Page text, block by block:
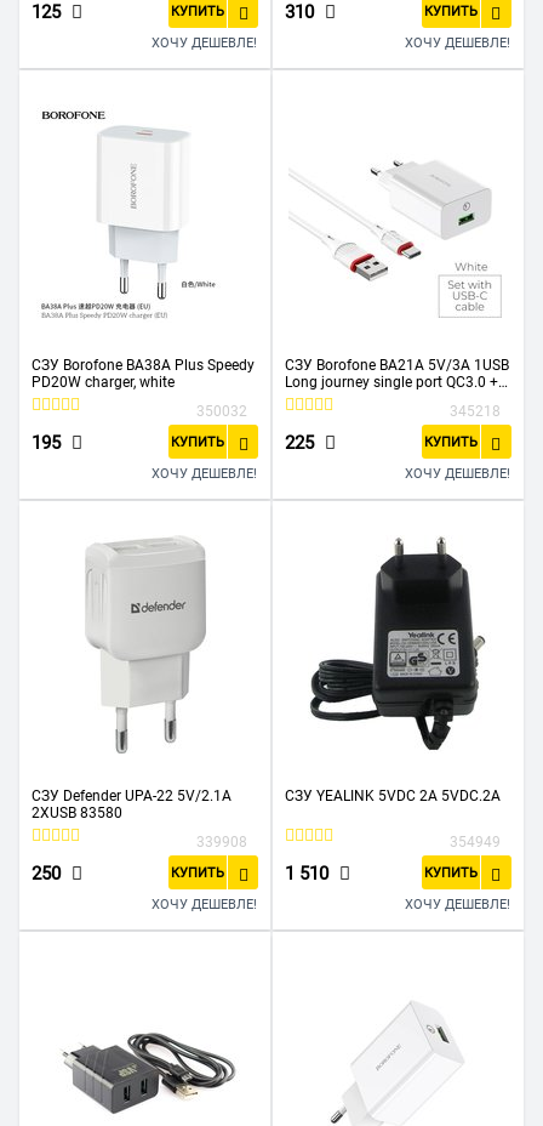
125 КУПИТЬ
ХОЧУ ДЕШЕВЛЕ!
310 КУПИТЬ
ХОЧУ ДЕШЕВЛЕ!
СЗУ Borofone BA38A Plus Speedy
PD20W charger, white
350032
195 КУПИТЬ
ХОЧУ ДЕШЕВЛЕ!
СЗУ Borofone BA21A 5V/3A 1USB
Long journey single port QC3.0 +
Type-C cable, white
345218
225 КУПИТЬ
ХОЧУ ДЕШЕВЛЕ!
СЗУ Defender UPA-22 5V/2.1A
2XUSB 83580
339908
250 КУПИТЬ
ХОЧУ ДЕШЕВЛЕ!
СЗУ YEALINK 5VDC 2A 5VDC.2A
354949
1 510 КУПИТЬ
ХОЧУ ДЕШЕВЛЕ!